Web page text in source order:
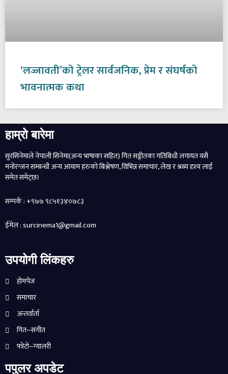
‘लज्जावती’को ट्रेलर सार्वजनिक, प्रेम र संघर्षको
भावनात्मक कथा
हाम्रो बारेमा
सुरसिनेमाले नेपाली सिनेमा(अन्य भाषाका सहित) गित सङ्गीतका गतिबिधी लगायत यसै
मनोरन्जन सम्बन्धी अन्य आयाम हरुको बिश्लेषण, विभिन्न समाचार, लेख र श्रब्य दृश्य लाई
समेत समेट्छ।
सम्पर्क : +९७७ ९८५१३४०७८३
ईमेल : surcinema1@gmail.com
उपयोगी लिंकहरु
होमपेज
समाचार
अन्तर्वार्ता
गित~संगीत
फोटो~ग्यालरी
पपुलर अपडेट